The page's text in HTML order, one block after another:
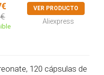
VER PRODUCTO
Aliexpress
120 cápsulas de